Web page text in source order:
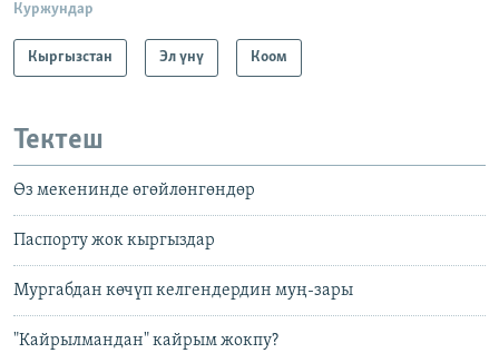
Куржундар
Кыргызстан Эл үнү Коом
Тектеш
Өз мекенинде өгөйлөнгөндөр
Паспорту жок кыргыздар
Мургабдан көчүп келгендердин муң-зары
"Кайрылмандан" кайрым жокпу?